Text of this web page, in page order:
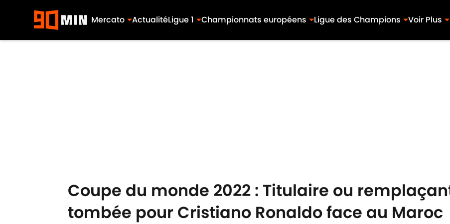
Mercato ActualitéLigue 1 Championnats européens Ligue des Champions Voir Plus
Coupe du monde 2022 : Titulaire ou
tombée pour Cristiano Ronaldo face au Maroc